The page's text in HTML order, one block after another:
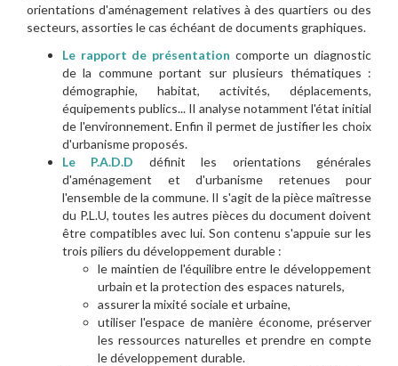
orientations d'aménagement relatives à des quartiers ou des
secteurs, assorties le cas échéant de documents graphiques.
Le rapport de présentation comporte un diagnostic
de la commune portant sur plusieurs thématiques :
démographie, habitat, activités, déplacements,
équipements publics... Il analyse notamment l'état initial
de l'environnement. Enfin il permet de justifier les choix
d'urbanisme proposés.
Le P.A.D.D définit les orientations générales
d'aménagement et d'urbanisme retenues pour
l'ensemble de la commune. Il s'agit de la pièce maîtresse
du P.L.U, toutes les autres pièces du document doivent
être compatibles avec lui. Son contenu s'appuie sur les
trois piliers du développement durable :
le maintien de l'équilibre entre le développement
urbain et la protection des espaces naturels,
assurer la mixité sociale et urbaine,
utiliser l'espace de manière économe, préserver
les ressources naturelles et prendre en compte
le développement durable.